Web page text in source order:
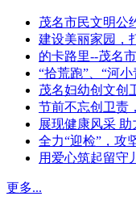
茂名市民文明公
建设美丽家园，
的卡路里--茂名
“拾荒跑”、“河
茂名妇幼创文创
节前不忘创卫责
展现健康风采 助
全力“迎检”，攻
用爱心筑起留守
更多...